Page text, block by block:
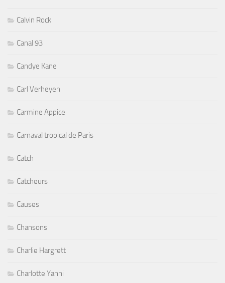
Calvin Rock
Canal 93
Candye Kane
Carl Verheyen
Carmine Appice
Carnaval tropical de Paris
Catch
Catcheurs
Causes
Chansons
Charlie Hargrett
Charlotte Yanni